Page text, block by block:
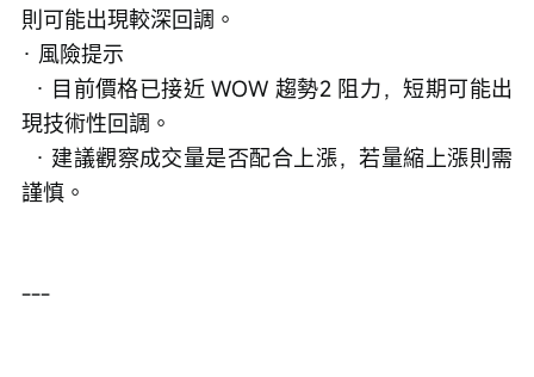
則可能出現較深回調。
· 風險提示
· 目前價格已接近 WOW 趨勢2 阻力，短期可能出
現技術性回調。
· 建議觀察成交量是否配合上漲，若量縮上漲則需
謹慎。
---